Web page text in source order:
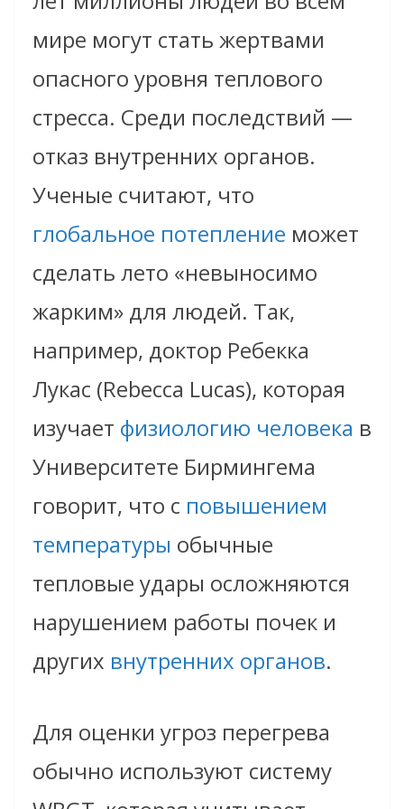
мире могут стать жертвами
опасного уровня теплового
стресса. Среди последствий —
отказ внутренних органов.
Ученые считают, что
глобальное потепление может
сделать лето «невыносимо
жарким» для людей. Так,
например, доктор Ребекка
Лукас (Rebecca Lucas), которая
изучает физиологию человека в
Университете Бирмингема
говорит, что с повышением
температуры обычные
тепловые удары осложняются
нарушением работы почек и
других внутренних органов.
Для оценки угроз перегрева
обычно используют систему